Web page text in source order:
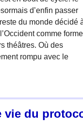
d’enfin passer
du monde décidé
comme forme
théâtres. Où des
rompu avec le
vie du